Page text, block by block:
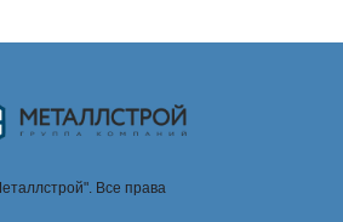
Все права